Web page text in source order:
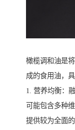
橄榄调和油是
成的食用油，
1. 营养均衡：
可能包含多种
提供较为全面的